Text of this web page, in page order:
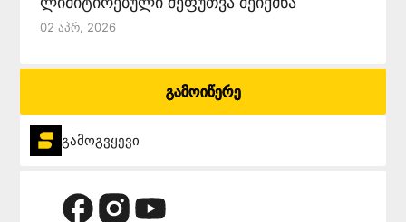
02 Აპრ, 2026
გამოიწერე
გამოგვყევი